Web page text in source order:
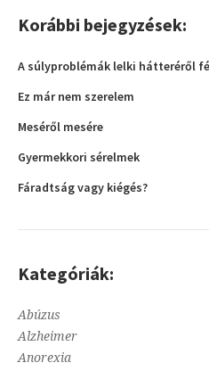
Korábbi bejegyzések:
A súlyproblémák lelki hátteréről
Ez már nem szerelem
Meséről mesére
Gyermekkori sérelmek
Fáradtság vagy kiégés?
Kategóriák:
Abúzus
Alzheimer
Anorexia